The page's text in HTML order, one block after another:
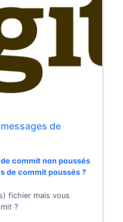
de
commit non poussés
de commit poussés ?
fichier mais vous
?